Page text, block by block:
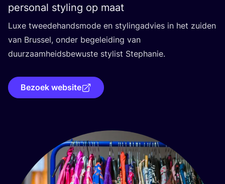
personal styling op maat
Luxe twee­de­hands­mo­de en sty­ling­ad­vies in het zui­den
van Brus­sel, onder bege­lei­ding van
duur­zaam­heids­be­wus­te sty­list Stephanie.
Bezoek website